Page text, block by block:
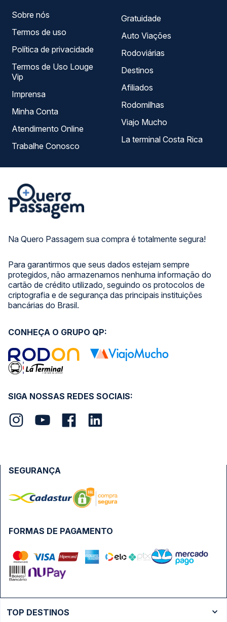
Na Quero Passagem sua compra é totalmente segura!
Para garantirmos que seus dados estejam sempre
protegidos, não armazenamos nenhuma informação do
cartão de crédito utilizado, seguindo os protocolos de
criptografia e de segurança das principais instituições
bancárias do Brasil.
Sobre nós
Termos de uso
Política de privacidade
Termos de Uso Louge
Vip
Imprensa
Minha Conta
Atendimento Online
Trabalhe Conosco
Gratuidade
Auto Viações
Rodoviárias
Destinos
Afiliados
Rodomilhas
Viajo Mucho
La terminal Costa Rica
SIGA NOSSAS REDES SOCIAIS:
CONHEÇA O GRUPO QP:
FORMAS DE PAGAMENTO
SEGURANÇA
TOP DESTINOS